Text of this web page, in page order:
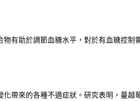
物有助於調節血糖水平，對於有血糖控制
化帶來的各種不適症狀。研究表明，蔓越